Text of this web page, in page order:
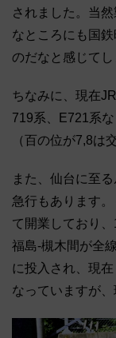
されました。当
なところにも国
のだなと感じてし
ちなみに、現在
719系、E721系
（百の位が7,8は
また、仙台に至
急行もあります
て開業しており
福島-槻木間が全
に投入され、現
なっていますが